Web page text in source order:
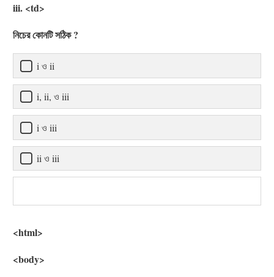
iii. <td>
নিচের কোনটি সঠিক ?
i ও ii
i, ii, ও iii
i ও iii
ii ও iii
<html>
<body>